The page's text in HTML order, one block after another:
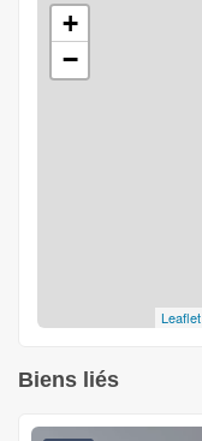
+
−
Leaflet
Biens liés